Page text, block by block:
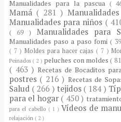
Manualidades para la pascua (
Mamá ( 281 )
Manualidades para niños (
( 69 ) Manualidades para
Manualidades paso a paso fomi (
( 7 ) Moldes para hacer cajas ( 7 )
Peinados ( 2 ) peluches con moldes(
( 463 )Recetas de Bocaditos
postres ( 216 ) Recetas de
Salud ( 266 ) tejidos ( 184 )
para el hogar ( 450 )
para el cabello ( 1 ) Vídeos de
relajación ( 2 )